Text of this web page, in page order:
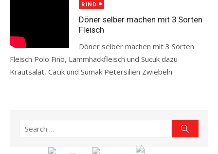
RIND
Döner selber machen mit 3 Sorten
Fleisch
Döner selber machen mit 3 Sorten
Fleisch Polo Fino, Lammhackfleisch und Sucuk dazu
Krautsalat, Cacik und Sumak Petersilien Zwiebeln
Search